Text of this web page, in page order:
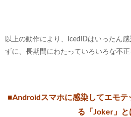
以上の動作により、IcedIDはいったん
ずに、長期間にわたっていろいろな不正
■Androidスマホに感染してエモテ
る「Joker」と